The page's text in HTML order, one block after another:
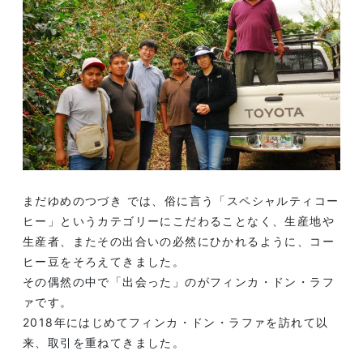
まだゆめのつづき では、俗に言う「スペシャルティコー
ヒー」というカテゴリーにこだわることなく、生産地や
生産者、またその出合いの必然にひかれるように、コー
ヒー豆をそろえてきました。
その偶然の中で「出会った」のがフィンカ・ドン・ラフ
ァです。
2018年にはじめてフィンカ・ドン・ラファを訪れて以
来、取引を重ねてきました。